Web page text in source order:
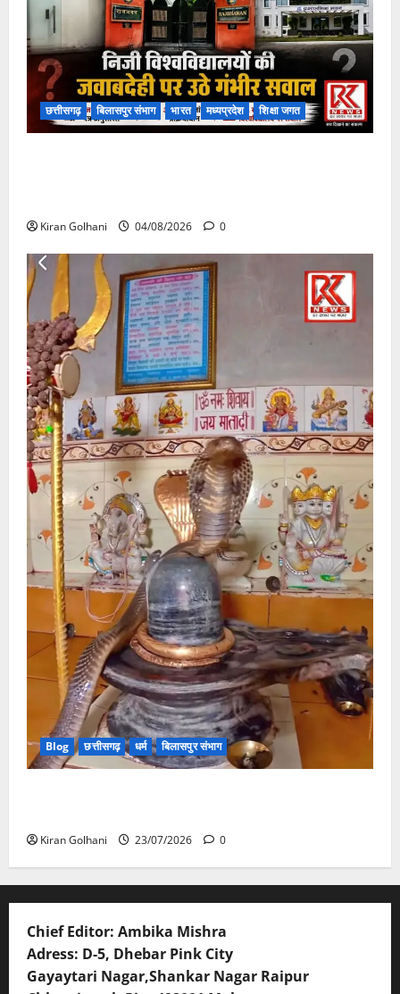
छत्तीसगढ़ बिलासपुर संभाग भारत मध्यप्रदेश शिक्षा जगत
Kiran Golhani 04/08/2026 0
Blog छत्तीसगढ़ धर्म बिलासपुर संभाग
Kiran Golhani 23/07/2026 0
Chief Editor: Ambika Mishra
Adress: D-5, Dhebar Pink City
Gayaytari Nagar,Shankar Nagar Raipur